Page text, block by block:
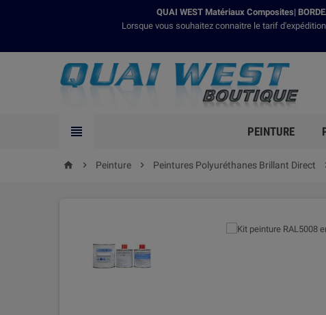
QUAI WEST Matériaux Composites|
Lorsque vous souhaitez connaitre le tarif
 PEINTURE
home  Peinture  Peintures Polyuréthanes Brillant Direct